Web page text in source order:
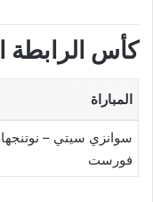
كأس الرابطة
المباراة
سوانزي سيتي –
فورست